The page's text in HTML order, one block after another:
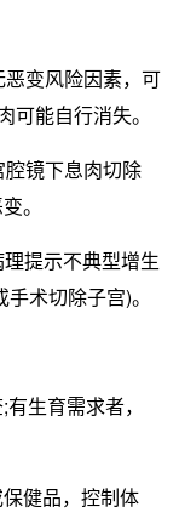
变风险因素，可
能自行消失。
镜下息肉切除
。
提示不典型增生
术切除子宫)。
生育需求者，
健品，控制体